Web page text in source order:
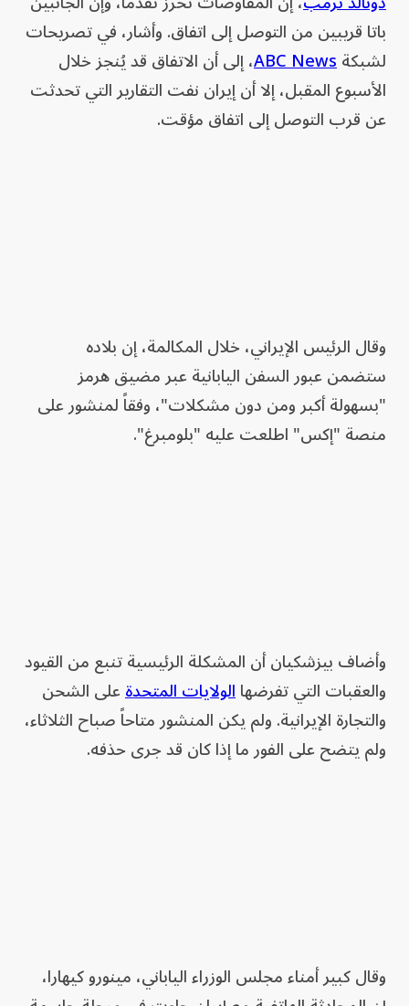
باتا قريبين من التوصل إلى اتفاق. وأشار، في تصريحات
لشبكةABC News، إلى أن الاتفاق قد يُنجز خلال
الأسبوع المقبل، إلا أن إيران نفت التقارير التي تحدثت
عن قرب التوصل إلى اتفاق مؤقت.
وقال الرئيس الإيراني، خلال المكالمة، إن بلاده
ستضمن عبور السفن اليابانية عبر مضيق هرمز
"بسهولة أكبر ومن دون مشكلات"، وفقاً لمنشور على
منصة "إكس" اطلعت عليه "بلومبرغ".
وأضاف بيزشكيان أن المشكلة الرئيسية تنبع من القيود
والعقبات التي تفرضهاالولايات المتحدةعلى الشحن
والتجارة الإيرانية. ولم يكن المنشور متاحاً صباح الثلاثاء،
ولم يتضح على الفور ما إذا كان قد جرى حذفه.
وقال كبير أمناء مجلس الوزراء الياباني، مينورو كيهارا،